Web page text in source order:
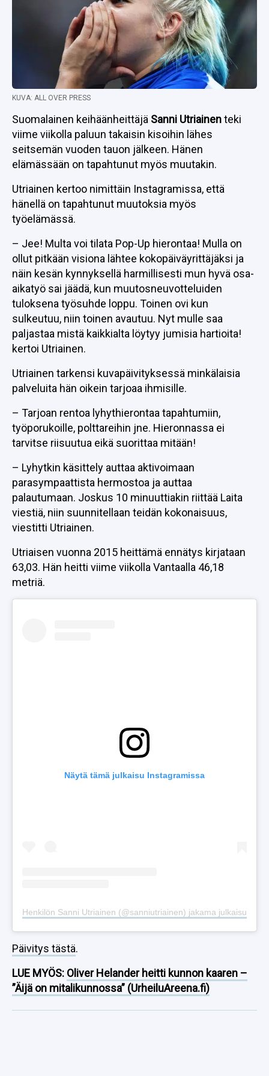
KUVA: ALL OVER PRESS
Suomalainen keihäänheittäjä Sanni Utriainenteki
viime viikolla paluun takaisin kisoihin lähes
seitsemän vuoden tauon jälkeen. Hänen
elämässään on tapahtunut myös muutakin.
Utriainen kertoo nimittäin Instagramissa, että
hänellä on tapahtunut muutoksia myös
työelämässä.
– Jee! Multa voi tilata Pop-Up hierontaa! Mulla on
ollut pitkään visiona lähtee kokopäiväyrittäjäksi ja
näin kesän kynnyksellä harmillisesti mun hyvä osa-
aikatyö sai jäädä, kun muutosneuvotteluiden
tuloksena työsuhde loppu. Toinen ovi kun
sulkeutuu, niin toinen avautuu. Nyt mulle saa
paljastaa mistä kaikkialta löytyy jumisia hartioita!
kertoi Utriainen.
Utriainen tarkensi kuvapäivityksessä minkälaisia
palveluita hän oikein tarjoaa ihmisille.
– Tarjoan rentoa lyhythierontaa tapahtumiin,
työporukoille, polttareihin jne. Hieronnassa ei
tarvitse riisuutua eikä suorittaa mitään!
– Lyhytkin käsittely auttaa aktivoimaan
parasympaattista hermostoa ja auttaa
palautumaan. Joskus 10 minuuttiakin riittää Laita
viestiä, niin suunnitellaan teidän kokonaisuus,
viestitti Utriainen.
Utriaisen vuonna 2015 heittämä ennätys kirjataan
63,03. Hän heitti viime viikolla Vantaalla 46,18
metriä.
Näytä tämä julkaisu Instagramissa
Henkilön Sanni Utriainen (@sanniutriainen) jakama julkaisu
Päivitys tästä.
LUE MYÖS: Oliver Helander heitti kunnon kaaren –
”Äijä on mitalikunnossa” (UrheiluAreena.fi)